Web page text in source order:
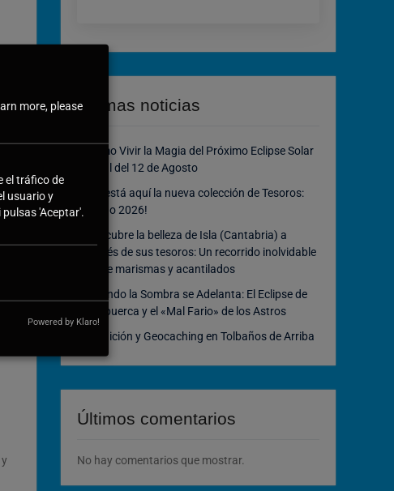
Últimas noticias
Cómo Vivir la Magia del Próximo Eclipse Solar
Total del 12 de Agosto
¡Ya está aquí la nueva colección de Tesoros:
Bingo 2026!
Descubre la belleza de Isla (Cantabria) a
través de sus tesoros: Un recorrido inolvidable
entre marismas y acantilados
Cuando la Sombra se Adelanta: El Eclipse de
Atapuerca y el «Mal Fario» de los Astros
Tradición y Geocaching en Tolbaños de Arriba
Últimos comentarios
No hay comentarios que mostrar.
more, please
el tráfico de
usuario y
'Aceptar'.
Powered by Klaro!